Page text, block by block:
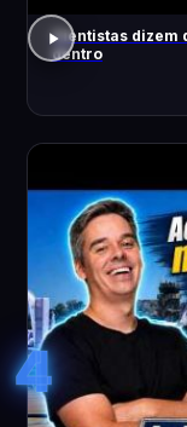
Cientistas dizem
dentro
4